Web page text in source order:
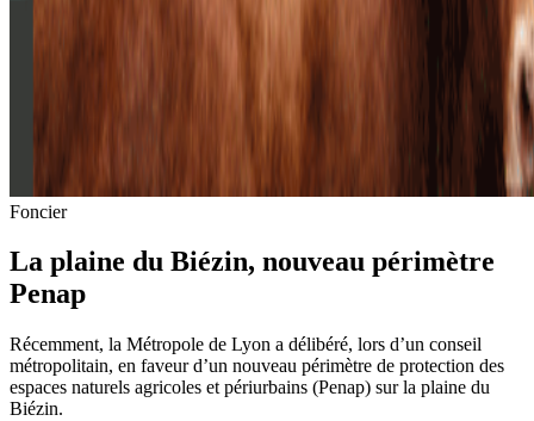
Foncier
La plaine du Biézin, nouveau périmètre
Penap
Récemment, la Métropole de Lyon a délibéré, lors d’un conseil
métropolitain, en faveur d’un nouveau périmètre de protection des
espaces naturels agricoles et périurbains (Penap) sur la plaine du
Biézin.